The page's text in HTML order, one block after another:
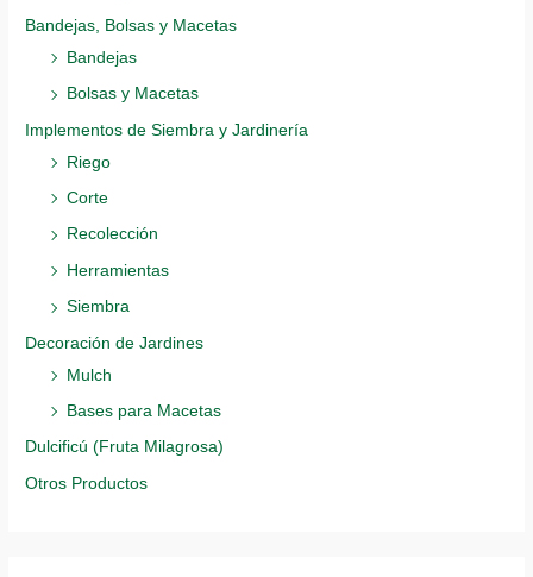
Bandejas, Bolsas y Macetas
Bandejas
Bolsas y Macetas
Implementos de Siembra y Jardinería
Riego
Corte
Recolección
Herramientas
Siembra
Decoración de Jardines
Mulch
Bases para Macetas
Dulcificú (Fruta Milagrosa)
Otros Productos